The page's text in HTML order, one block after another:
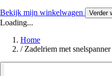
Bekijk mijn winkelwagen Verder
Loading...
Home
/ Zadelriem met